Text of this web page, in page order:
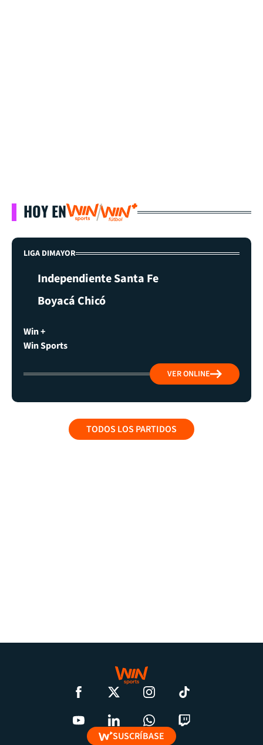
HOY EN
LIGA DIMAYOR
Independiente Santa Fe
Boyacá Chicó
Win +
Win Sports
VER ONLINE
TODOS LOS PARTIDOS
SUSCRÍBASE